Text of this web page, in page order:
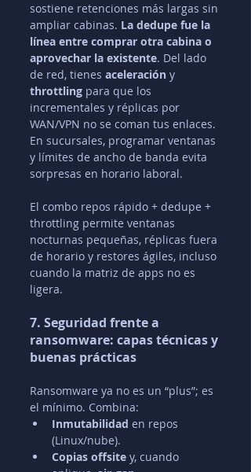
sostiene retenciones más largas sin
ampliar cabinas. La dedupe fue la
línea entre comprar otra cabina o
aprovechar la existente. Del lado
de red, tienes aceleración y
throttling para que los
incrementales y réplicas por
WAN/VPN no se coman tus enlaces.
En sucursales, programar ventanas
y límites de ancho de banda evita
sorpresas en horario laboral.
El combo repos rápido + dedupe +
throttling permite ventanas
nocturnas pequeñas, réplicas fuera
de horario y restores ágiles, incluso
cuando la matriz de apps no es
ligera.
7. Seguridad frente a
ransomware: capas técnicas y
buenas prácticas
Ransomware ya no es un “plus”; es
el mínimo. Combina:
Inmutabilidad en repos
(Linux/nube).
Copias offsite y, cuando